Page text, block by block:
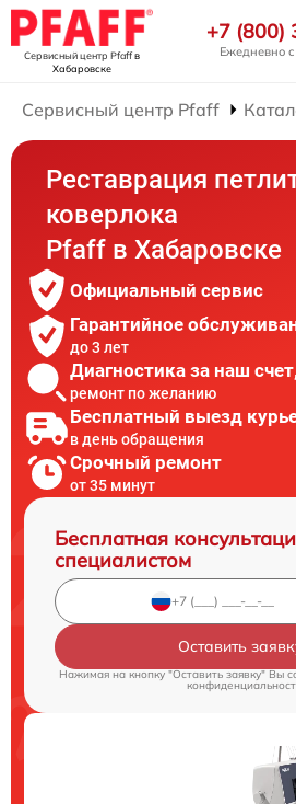
Сервисный центр Pfaffв
Хабаровске
+7 (800)
Ежедневно
Сервисный центр Pfaff
Реставрация
коверлока
Pfaff в Хабаровске
Официальный сервис
Гарантийное
до 3 лет
Диагностика за наш
ремонт по желанию
Бесплатный выезд
в день обращения
Срочный ремонт
от 35 минут
Бесплатная
специалистом
Оставить
Нажимая на кнопку "Оставить заявку" Вы